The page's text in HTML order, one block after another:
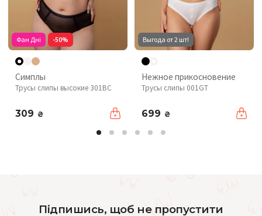
Фан Дні -50%
Симплы
Трусы слипы высокие 301BC
309 ₴
Выгода от 2 шт!
Нежное прикосновение
Трусы слипы 001GT
699 ₴
Підпишись, щоб не пропустити